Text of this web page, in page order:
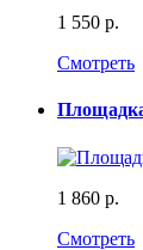
1 550 р.
Смотреть
1 860 р.
Смотреть